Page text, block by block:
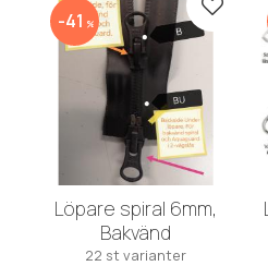
Löpare spiral 6mm,
Bakvänd
22 st varianter
41 % Lägg